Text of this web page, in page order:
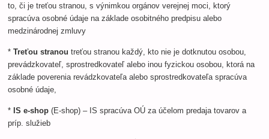
to, či je treťou stranou, s výnimkou orgánov verejnej moci, ktorý
spracúva osobné údaje na základe osobitného predpisu alebo
medzinárodnej zmluvy
*Treťou stranou treťou stranou každý, kto nie je dotknutou osobou,
prevádzkovateľ, sprostredkovateľ alebo inou fyzickou osobou, ktorá na
základe poverenia revádzkovateľa alebo sprostredkovateľa spracúva
osobné údaje,
* IS e-shop (E-shop) – IS spracúva OÚ za účelom predaja tovarov a
príp. služieb